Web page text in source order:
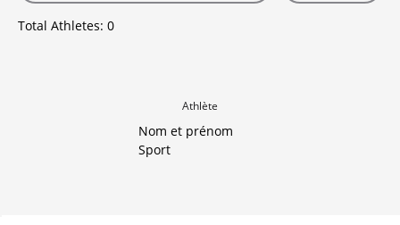
Total Athletes: 0
Athlète
Nom et prénom
Sport